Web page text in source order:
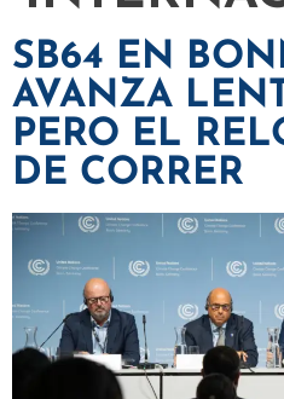
SB64 EN
AVANZA
PERO EL
DE CORRER